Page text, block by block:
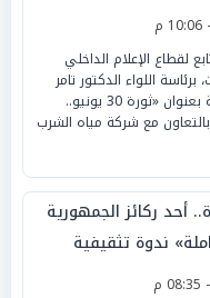
لقطاع الإعلام الداخلي
برئاسة اللواء الدكتور تامر
شمس الدين، ندوة تثقيفية بعنوان «ثورة 30 يونيو..
مع شركة مياه الشرب
أحد ركائز الجمهورية
ندوة تثقيفية